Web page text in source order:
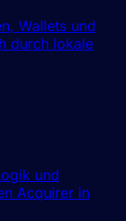
Wallets und
durch lokale
und
Acquirer in